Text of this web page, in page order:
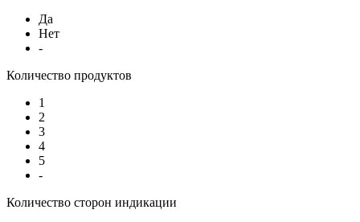
Да
Нет
-
Количество продуктов
1
2
3
4
5
-
Количество сторон индикации